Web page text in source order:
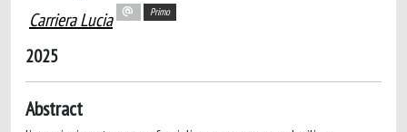
Carriera Lucia Primo
2025
Abstract